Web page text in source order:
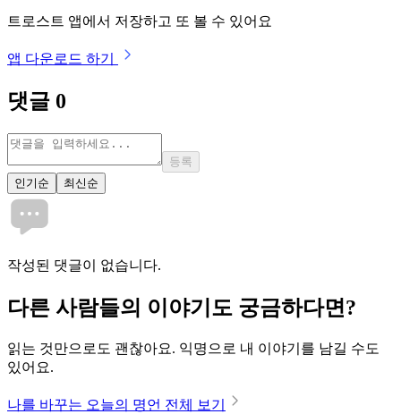
트로스트 앱에서 저장하고 또 볼 수 있어요
앱 다운로드 하기
댓글 0
등록
인기순
최신순
작성된 댓글이 없습니다.
다른 사람들의 이야기도 궁금하다면?
읽는 것만으로도 괜찮아요. 익명으로 내 이야기를 남길 수도
있어요.
나를 바꾸는 오늘의 명언 전체 보기